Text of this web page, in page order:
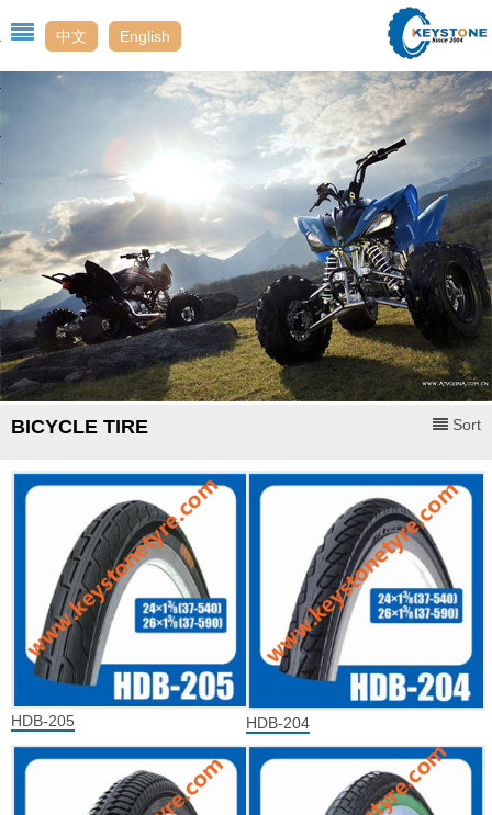
中文 English
Us
BICYCLE TIRE Sort
HDB-205 HDB-204